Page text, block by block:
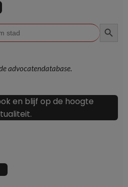
advocatendatabase.
en blijf op de hoogte